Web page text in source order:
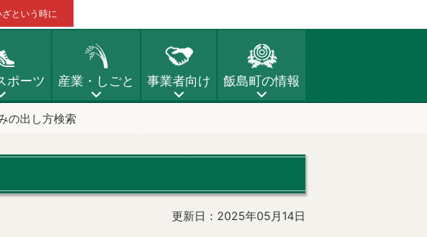
ざという時に
ポーツ 産業・しごと 事業者向け 飯島町の情報
の出し方検索
更新日：2025年05月14日